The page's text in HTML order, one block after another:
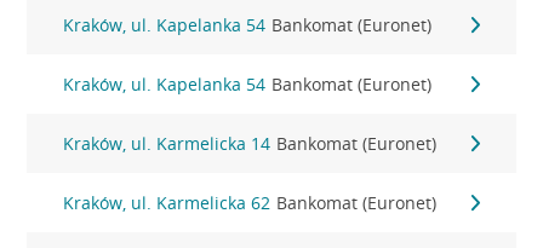
Kraków, ul. Kapelanka 54 Bankomat (Euronet)
Kraków, ul. Kapelanka 54 Bankomat (Euronet)
Kraków, ul. Karmelicka 14 Bankomat (Euronet)
Kraków, ul. Karmelicka 62 Bankomat (Euronet)